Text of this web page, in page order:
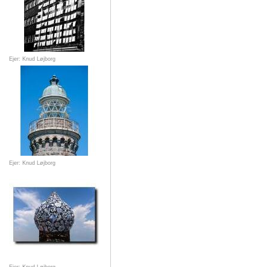
Ejer: Knud Løjborg
Ejer: Knud Løjborg